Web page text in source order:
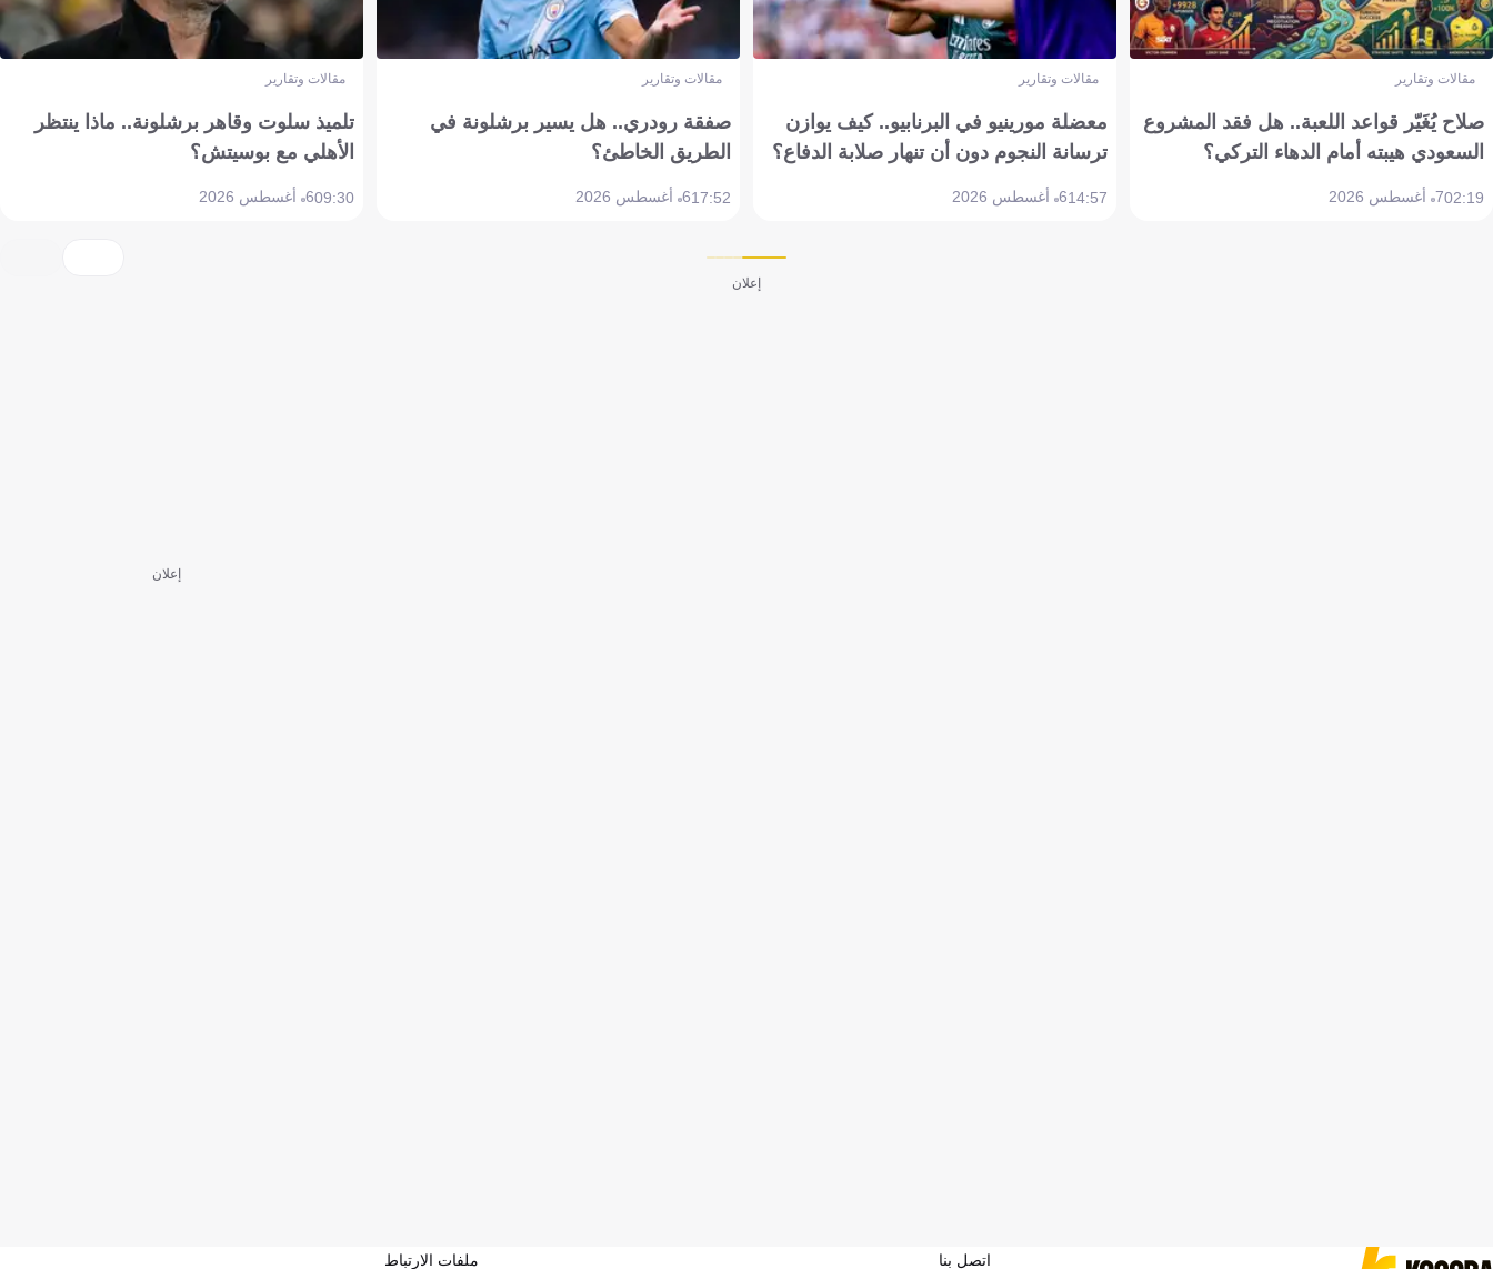
مقالات وتقارير
صلاح يُغَيّر قواعد اللعبة.. هل فقد المشروع
السعودي هيبته أمام الدهاء التركي؟
02:197 أغسطس 2026
مقالات وتقارير
معضلة مورينيو في البرنابيو.. كيف يوازن
ترسانة النجوم دون أن تنهار صلابة الدفاع؟
14:576 أغسطس 2026
مقالات وتقارير
صفقة رودري.. هل يسير برشلونة في
الطريق الخاطئ؟
17:526 أغسطس 2026
مقالات وتقارير
تلميذ سلوت وقاهر برشلونة.. ماذا ينتظر
الأهلي مع بوسيتش؟
09:306 أغسطس 2026
إعلان
إعلان
اتصل بنا ملفات الارتباط